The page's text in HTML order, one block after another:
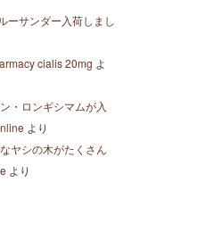
ーサンダー入荷しまし
cialis 20mg よ
・ロンギシマムが入
より
ヤシの木がたくさん
より